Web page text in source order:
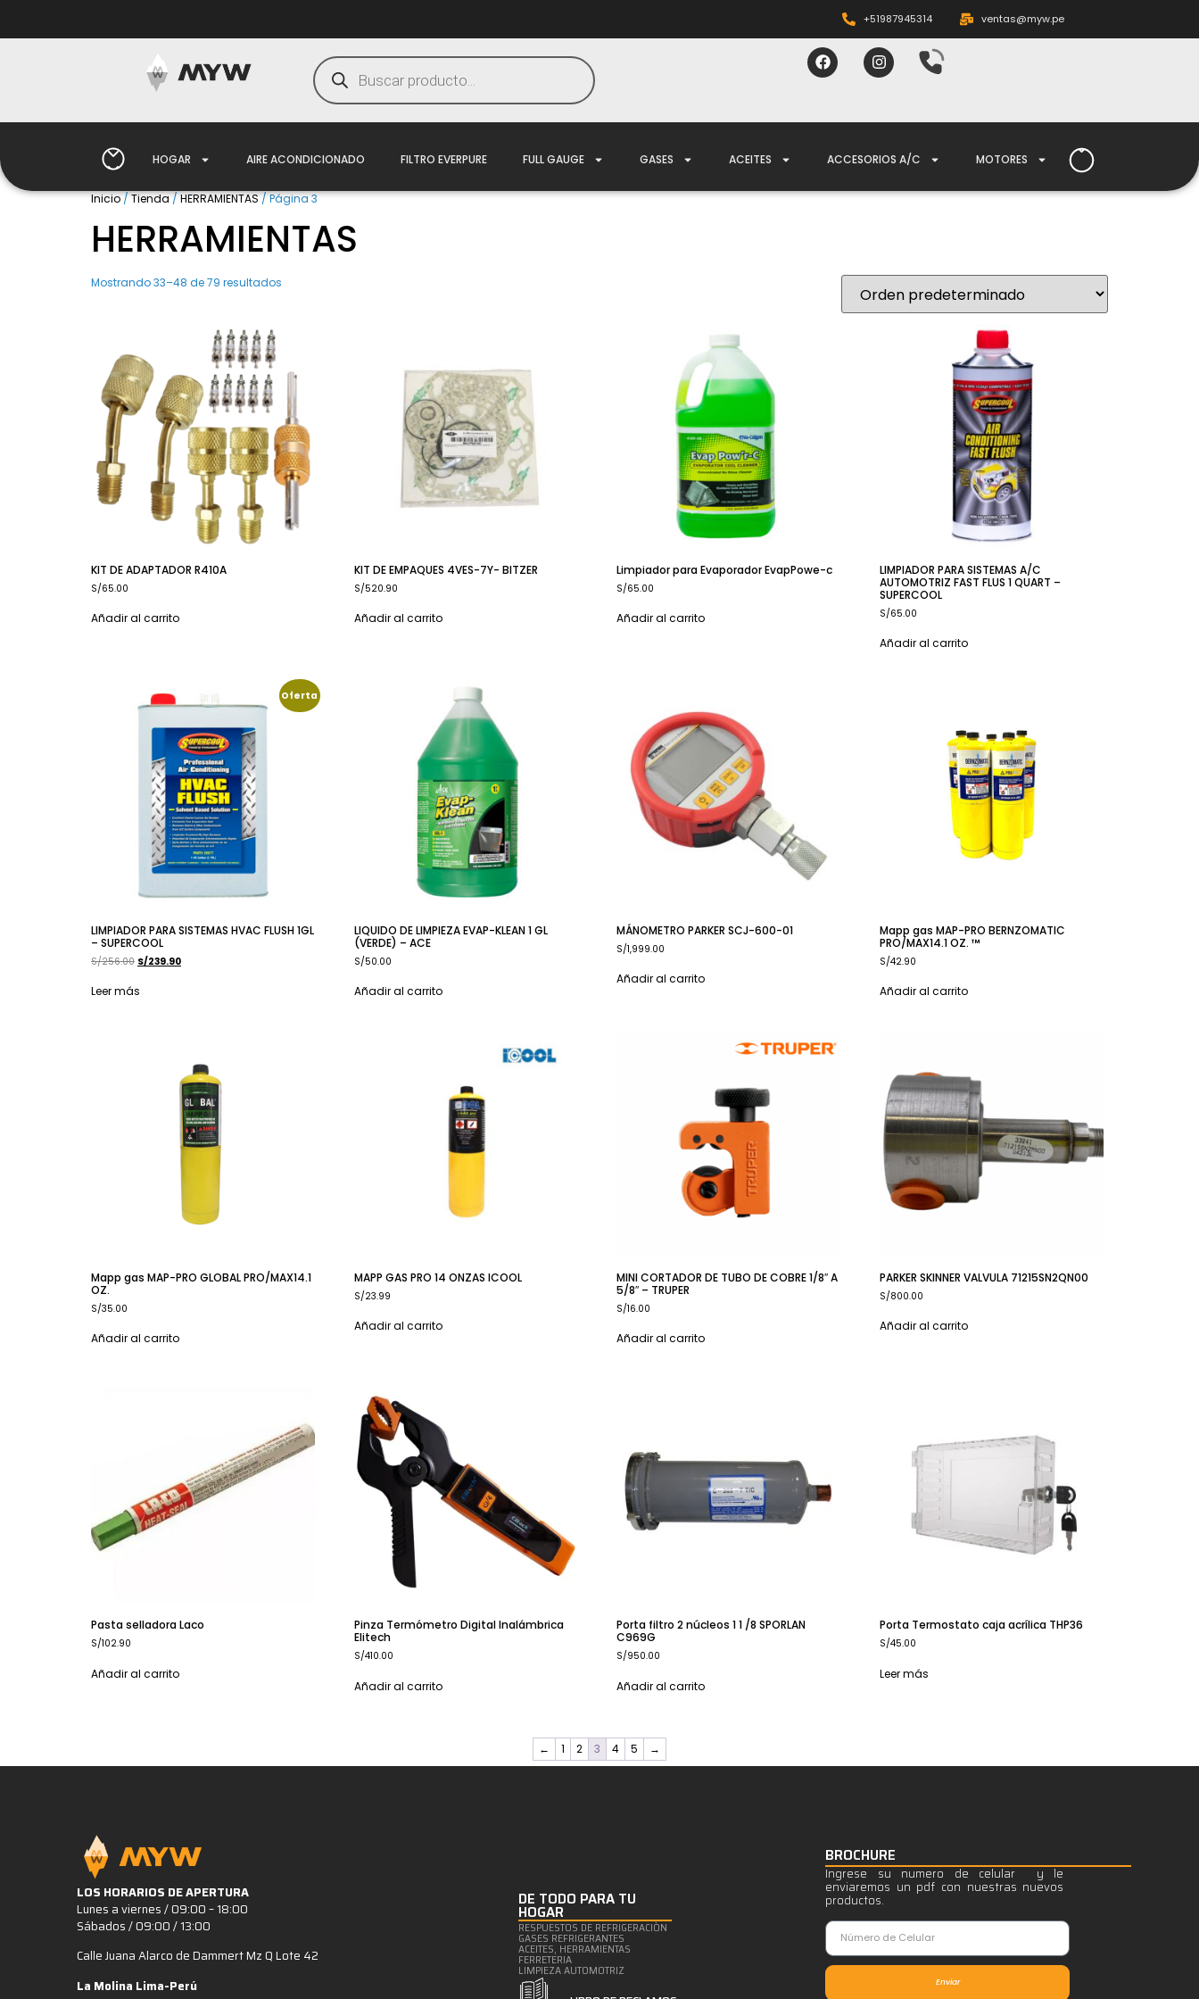
+51987945314 ventas@myw.pe
HOGAR AIRE ACONDICIONADO FILTRO EVERPURE FULL GAUGE GASES ACEITES ACCESORIOS A/C MOTORES
Inicio/Tienda/HERRAMIENTAS/ Página 3
HERRAMIENTAS
Mostrando 33–48 de 79 resultados
KIT DE ADAPTADOR R410A
S/65.00
Añadir al carrito
KIT DE EMPAQUES 4VES-7Y- BITZER
S/520.90
Añadir al carrito
Limpiador para Evaporador EvapPowe-c
S/65.00
Añadir al carrito
LIMPIADOR PARA SISTEMAS A/C
AUTOMOTRIZ FAST FLUS 1 QUART –
SUPERCOOL
S/65.00
Añadir al carrito
Oferta
LIMPIADOR PARA SISTEMAS HVAC FLUSH 1GL
– SUPERCOOL
S/256.00 S/239.90
Leer más
LIQUIDO DE LIMPIEZA EVAP-KLEAN 1 GL
(VERDE) – ACE
S/50.00
Añadir al carrito
MÁNOMETRO PARKER SCJ-600-01
S/1,999.00
Añadir al carrito
Mapp gas MAP-PRO BERNZOMATIC
PRO/MAX14.1 OZ. ™
S/42.90
Añadir al carrito
Mapp gas MAP-PRO GLOBAL PRO/MAX14.1
OZ.
S/35.00
Añadir al carrito
MAPP GAS PRO 14 ONZAS ICOOL
S/23.99
Añadir al carrito
MINI CORTADOR DE TUBO DE COBRE 1/8″ A
5/8″ – TRUPER
S/16.00
Añadir al carrito
PARKER SKINNER VALVULA 71215SN2QN00
S/800.00
Añadir al carrito
Pasta selladora Laco
S/102.90
Añadir al carrito
Pinza Termómetro Digital Inalámbrica
Elitech
S/410.00
Añadir al carrito
Porta filtro 2 núcleos 1 1 /8 SPORLAN
C969G
S/950.00
Añadir al carrito
Porta Termostato caja acrílica THP36
S/45.00
Leer más
← 1 2 3 4 5 →
LOS HORARIOS DE APERTURA
Lunes a viernes / 09:00 – 18:00
Sábados / 09:00 / 13:00
Calle Juana Alarco de Dammert Mz Q Lote 42
La Molina Lima-Perú
DE TODO PARA TU
HOGAR
RESPUESTOS DE REFRIGERACIÒN
GASES REFRIGERANTES
ACEITES, HERRAMIENTAS
FERRETERIA
LIMPIEZA AUTOMOTRIZ
BROCHURE
Ingrese su numero de celular y le
enviaremos un pdf con nuestras nuevos
productos.
Enviar